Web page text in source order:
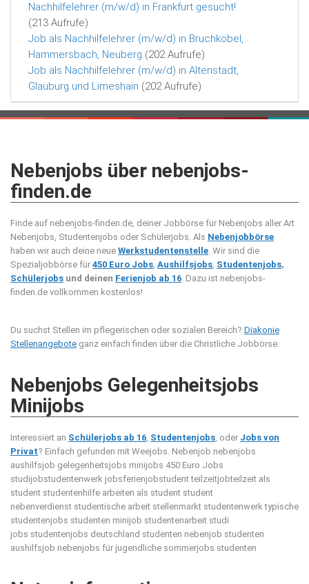
Nachhilfelehrer (m/w/d) in Frankfurt gesucht!
(213 Aufrufe)
Job als Nachhilfelehrer (m/w/d) in Bruchköbel,
Hammersbach, Neuberg (202 Aufrufe)
Job als Nachhilfelehrer (m/w/d) in Altenstadt,
Glauburg und Limeshain (202 Aufrufe)
Nebenjobs über nebenjobs-
finden.de
Finde auf nebenjobs-finden.de, deiner Jobbörse für Nebenjobs aller Art
Nebenjobs, Studentenjobs oder Schülerjobs. Als Nebenjobbörse
haben wir auch deine neue Werkstudentenstelle. Wir sind die
Spezialjobbörse für 450 Euro Jobs, Aushilfsjobs, Studentenjobs,
Schülerjobs und deinen Ferienjob ab 16. Dazu ist nebenjobs-
finden.de vollkommen kostenlos!
Du suchst Stellen im pflegerischen oder sozialen Bereich? Diakonie
Stellenangebote ganz einfach finden über die Christliche Jobbörse.
Nebenjobs Gelegenheitsjobs
Minijobs
Interessiert an Schülerjobs ab 16, Studentenjobs, oder Jobs von
Privat? Einfach gefunden mit Weejobs. Nebenjob nebenjobs
aushilfsjob gelegenheitsjobs minijobs 450 Euro Jobs
studijobstudentenwerk jobsferienjobstudent teilzeitjobteilzeit als
student studentenhilfe arbeiten als student student
nebenverdienst studentische arbeit stellenmarkt studentenwerk typische
studentenjobs studenten minijob studentenarbeit studi
jobs studentenjobs deutschland studenten nebenjob studenten
aushilfsjob nebenjobs für jugendliche sommerjobs studenten